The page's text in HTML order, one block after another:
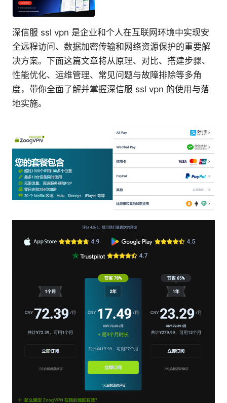
深信服 ssl vpn 是企业和个人在互联网环境中实现安
全远程访问、数据加密传输和网络资源保护的重要解
决方案。下面这篇文章将从原理、对比、搭建步骤、
性能优化、运维管理、常见问题与故障排除等多角
度，带你全面了解并掌握深信服 ssl vpn 的使用与落
地实施。